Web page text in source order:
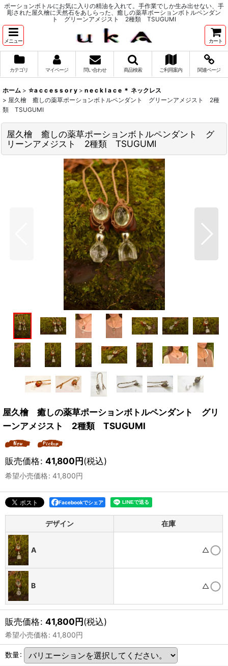
ポーションボトルにお気に入りの精油を入れて。手作業でしか生み出せない、手
彫された屋久檜に天然石をあしらった、癒しの薬草ポーションボトルペンダン
ト グリーンアメジスト 2種類 TSUGUMI
メニュー カート
カテゴリ マイページ 問い合わせ 商品検索 ご利用案内 関連ページ
ホーム > ☆a c c e s s o r y > n e c k l a c e ＊ ネックレス
> 屋久檜 癒しの薬草ポーションボトルペンダント グリーンアメジスト 2種
類 TSUGUMI
屋久檜 癒しの薬草ポーションボトルペンダント グ
リーンアメジスト 2種類 TSUGUMI
屋久檜 癒しの薬草ポーションボトルペンダント グリ
ーンアメジスト 2種類 TSUGUMI
販売価格: 41,800円(税込)
希望小売価格: 41,800円
Facebookでシェア
デザイン 在庫
A △
B △
販売価格: 41,800円(税込)
希望小売価格: 41,800円
数量: